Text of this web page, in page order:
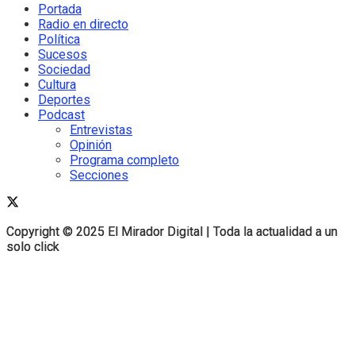
Copyright © 2025 El Mirador Digital | Toda la actualidad a un
solo click
Portada
Radio en directo
Política
Sucesos
Sociedad
Cultura
Deportes
Podcast
Entrevistas
Opinión
Programa completo
Secciones
Copyright © 2025 El Mirador Digital | Toda la actualidad a un
solo click